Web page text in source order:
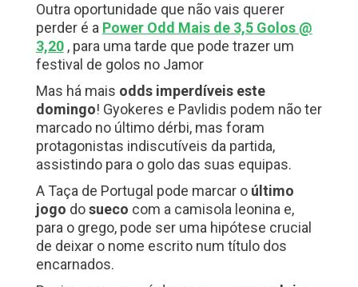
Outra oportunidade que não vais querer
perder é a Power Odd Mais de 3,5 Golos @
3,20, para uma tarde que pode trazer um
festival de golos no Jamor
Mas há mais odds imperdíveis este
domingo! Gyokeres e Pavlidis podem não ter
marcado no último dérbi, mas foram
protagonistas indiscutíveis da partida,
assistindo para o golo das suas equipas.
A Taça de Portugal pode marcar o último
jogo dosueco com a camisola leonina e,
para o grego, pode ser uma hipótese crucial
de deixar o nome escrito num título dos
encarnados.